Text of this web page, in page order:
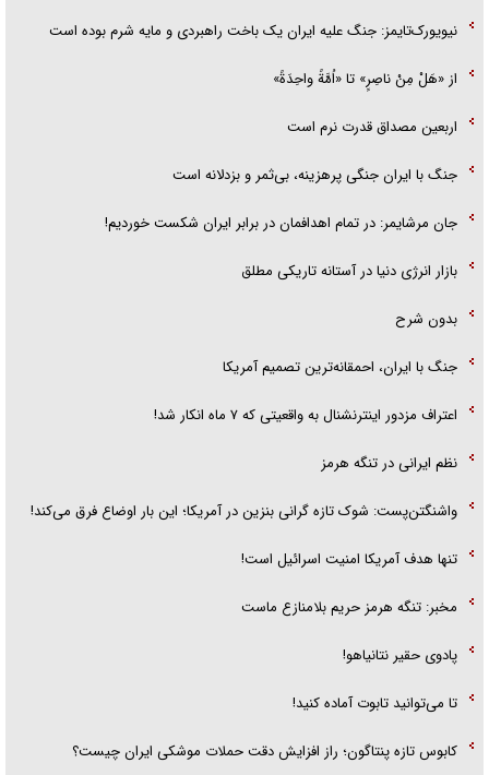
نیویورک‌تایمز: جنگ علیه ایران یک باخت راهبردی و مایه شرم بوده است
از «هَلْ مِنْ ناصِرٍ» تا «اُمَّةً واحِدَةً»
اربعین مصداق قدرت نرم است
جنگ با ایران جنگی پرهزینه، بی‌ثمر و بزدلانه است
جان مرشایمر: در تمام اهدافمان در برابر ایران شکست خوردیم!
بازار انرژی دنیا در آستانه تاریکی مطلق
بدون شرح
جنگ با ایران، احمقانه‌ترین تصمیم آمریکا
اعتراف مزدور اینترنشنال به واقعیتی که ۷ ماه انکار شد!
نظم ایرانی در تنگه هرمز
واشنگتن‌پست: شوک تازه گرانی بنزین در آمریکا؛ این بار اوضاع فرق می‌کند!
تنها هدف آمریکا امنیت اسرائیل است!
مخبر: تنگه هرمز حریم بلامنازع ماست
پادوی حقیر نتانیاهو!
تا می‌توانید تابوت آماده کنید!
کابوس تازه پنتاگون؛ راز افزایش دقت حملات موشکی ایران چیست؟